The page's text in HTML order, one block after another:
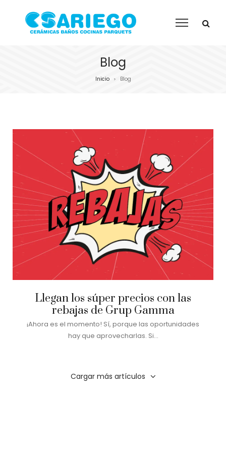
Blog
Inicio > Blog
Llegan los súper precios con las
rebajas de Grup Gamma
¡Ahora es el momento! Sí, porque las oportunidades
hay que aprovecharlas. Si…
Cargar más artículos